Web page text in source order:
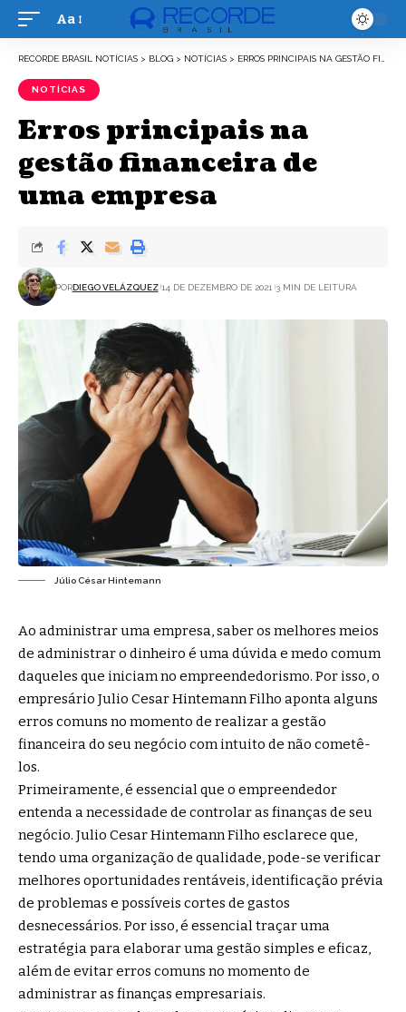
Font
Aa
RECORDE BRASIL NOTÍCIAS > BLOG > NOTÍCIAS > ERROS PRINCIPAIS NA GESTÃO FINANCEIRA DE UMA EMPRESA
NOTÍCIAS
Erros principais na
gestão financeira de
uma empresa
PORDIEGO VELÁZQUEZ 14 DE DEZEMBRO DE 2021 3 MIN DE LEITURA
Júlio César Hintemann
Ao administrar uma empresa, saber os melhores meios
de administrar o dinheiro é uma dúvida e medo comum
daqueles que iniciam no empreendedorismo. Por isso, o
empresário Julio Cesar Hintemann Filho aponta alguns
erros comuns no momento de realizar a gestão
financeira do seu negócio com intuito de não cometê-
los.
Primeiramente, é essencial que o empreendedor
entenda a necessidade de controlar as finanças de seu
negócio. Julio Cesar Hintemann Filho esclarece que,
tendo uma organização de qualidade, pode-se verificar
melhores oportunidades rentáveis, identificação prévia
de problemas e possíveis cortes de gastos
desnecessários. Por isso, é essencial traçar uma
estratégia para elaborar uma gestão simples e eficaz,
além de evitar erros comuns no momento de
administrar as finanças empresariais.